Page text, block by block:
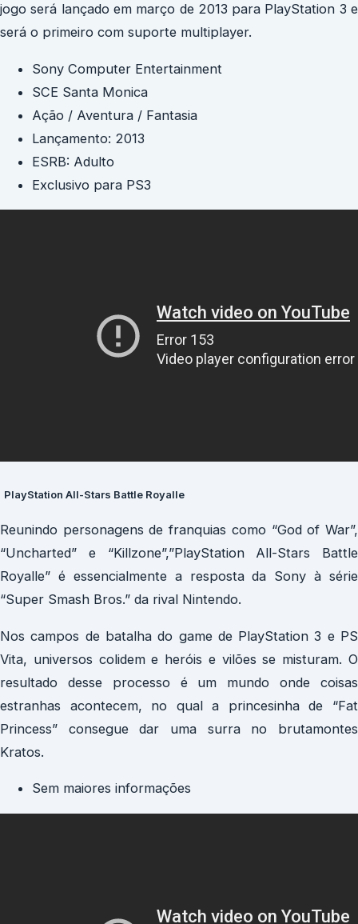
jogo será lançado em março de 2013 para PlayStation 3 e
será o primeiro com suporte multiplayer.
Sony Computer Entertainment
SCE Santa Monica
Ação / Aventura / Fantasia
Lançamento: 2013
ESRB: Adulto
Exclusivo para PS3
PlayStation All-Stars Battle Royalle
Reunindo personagens de franquias como “God of War”,
“Uncharted” e “Killzone”,”PlayStation All-Stars Battle
Royalle” é essencialmente a resposta da Sony à série
“Super Smash Bros.” da rival Nintendo.
Nos campos de batalha do game de PlayStation 3 e PS
Vita, universos colidem e heróis e vilões se misturam. O
resultado desse processo é um mundo onde coisas
estranhas acontecem, no qual a princesinha de “Fat
Princess” consegue dar uma surra no brutamontes
Kratos.
Sem maiores informações